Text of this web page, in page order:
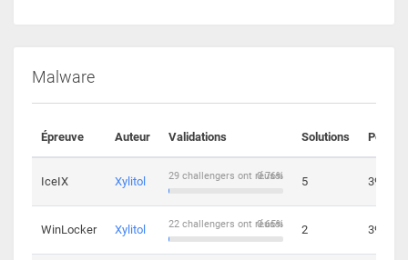
Malware
Épreuve Auteur Validations Solutions Points
IceIX Xylitol 0.76%
29 challengers ont réussi 5 39
WinLocker Xylitol 0.65%
22 challengers ont réussi 2 39